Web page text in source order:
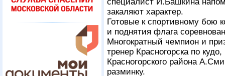
закаляют характер.
Готовые к спортивному бою
и поднятия флага
Многократный чемпион и
тренер Красногорска по
Красногорского района
разминку.